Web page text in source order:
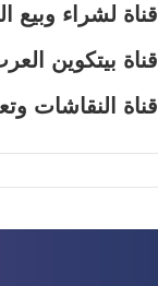
قناة لشراء وبيع
قناة بيتكوين
قناة النقاشات